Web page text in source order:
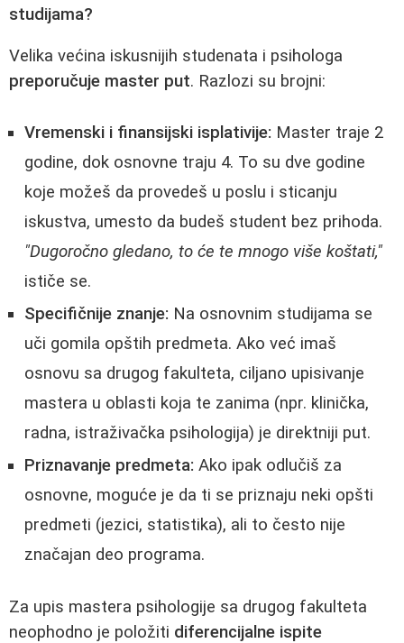
studijama?
Velika većina iskusnijih studenata i psihologa
preporučuje master put. Razlozi su brojni:
Vremenski i finansijski isplativije: Master traje 2
godine, dok osnovne traju 4. To su dve godine
koje možeš da provedeš u poslu i sticanju
iskustva, umesto da budeš student bez prihoda.
"Dugoročno gledano, to će te mnogo više koštati,"
ističe se.
Specifičnije znanje: Na osnovnim studijama se
uči gomila opštih predmeta. Ako već imaš
osnovu sa drugog fakulteta, ciljano upisivanje
mastera u oblasti koja te zanima (npr. klinička,
radna, istraživačka psihologija) je direktniji put.
Priznavanje predmeta: Ako ipak odlučiš za
osnovne, moguće je da ti se priznaju neki opšti
predmeti (jezici, statistika), ali to često nije
značajan deo programa.
Za upis mastera psihologije sa drugog fakulteta
neophodno je položiti diferencijalne ispite